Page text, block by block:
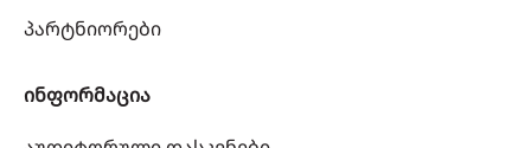
პარტნიორები
ინფორმაცია